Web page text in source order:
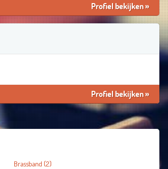
Profiel bekijken»
Profiel bekijken»
Brassband (2)